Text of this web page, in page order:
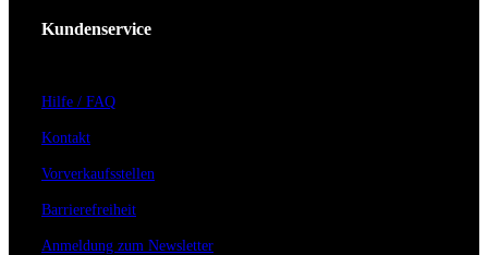
Kundenservice
Hilfe / FAQ
Kontakt
Vorverkaufsstellen
Barrierefreiheit
Anmeldung zum Newsletter